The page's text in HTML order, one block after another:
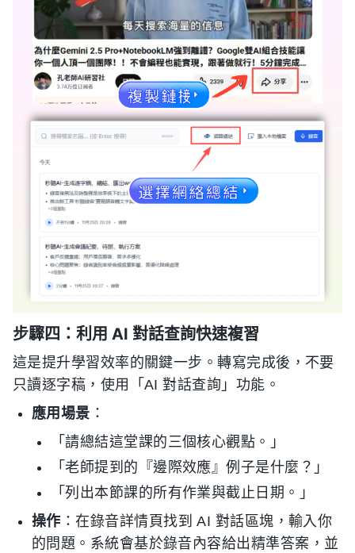
步驟四：利用 AI 對話查詢快速複習
這是提升學習效率的關鍵一步。轉寫完成後，不要
只讀逐字稿，使用「AI 對話查詢」功能。
應用場景 ：
「請總結這堂課的三個核心觀點。」
「老師提到的『邊際效應』例子是什麼？」
「列出本節課的所有作業與截止日期。」
操作 ：在錄音詳情頁找到 AI 對話區塊，輸入你
的問題。系統會基於錄音內容給出精準答案，並